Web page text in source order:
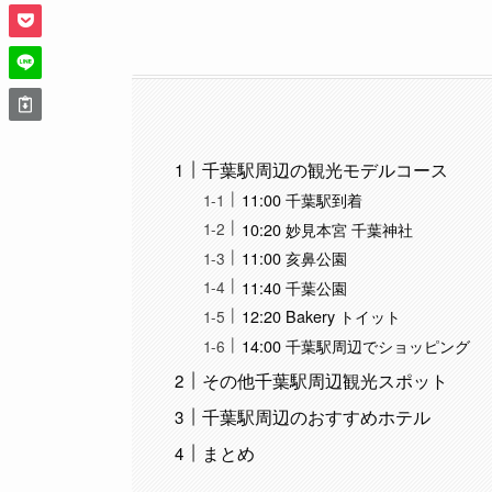
千葉駅周辺の観光モデルコース
11:00 千葉駅到着
10:20 妙見本宮 千葉神社
11:00 亥鼻公園
11:40 千葉公園
12:20 Bakery トイット
14:00 千葉駅周辺でショッピング
その他千葉駅周辺観光スポット
千葉駅周辺のおすすめホテル
まとめ